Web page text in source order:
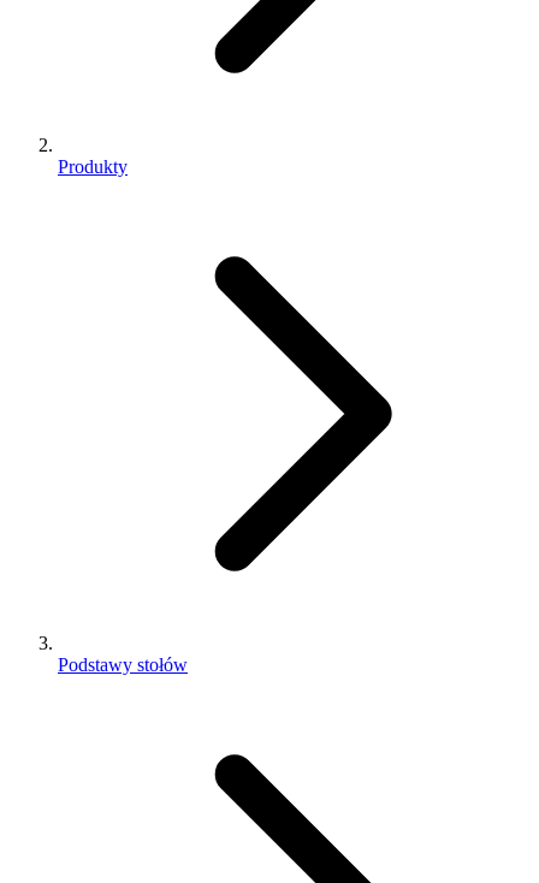
Produkty
Podstawy stołów